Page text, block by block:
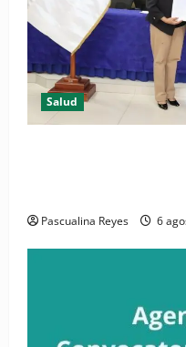
Salud
Pascualina Reyes 6